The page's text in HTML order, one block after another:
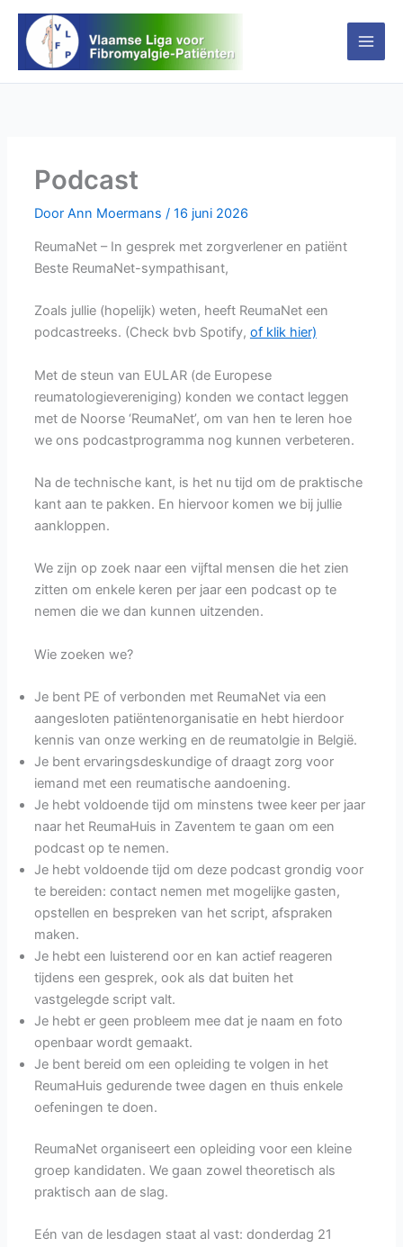
inhoud
Podcast
Door Ann Moermans / 16 juni 2026
ReumaNet – In gesprek met zorgverlener en patiënt
Beste ReumaNet-sympathisant,
Zoals jullie (hopelijk) weten, heeft ReumaNet een
podcastreeks. (Check bvb Spotify, of klik hier)
Met de steun van EULAR (de Europese
reumatologievereniging) konden we contact leggen
met de Noorse ‘ReumaNet’, om van hen te leren hoe
we ons podcastprogramma nog kunnen verbeteren.
Na de technische kant, is het nu tijd om de praktische
kant aan te pakken. En hiervoor komen we bij jullie
aankloppen.
We zijn op zoek naar een vijftal mensen die het zien
zitten om enkele keren per jaar een podcast op te
nemen die we dan kunnen uitzenden.
Wie zoeken we?
Je bent PE of verbonden met ReumaNet via een
aangesloten patiëntenorganisatie en hebt hierdoor
kennis van onze werking en de reumatolgie in België.
Je bent ervaringsdeskundige of draagt zorg voor
iemand met een reumatische aandoening.
Je hebt voldoende tijd om minstens twee keer per jaar
naar het ReumaHuis in Zaventem te gaan om een
podcast op te nemen.
Je hebt voldoende tijd om deze podcast grondig voor
te bereiden: contact nemen met mogelijke gasten,
opstellen en bespreken van het script, afspraken
maken.
Je hebt een luisterend oor en kan actief reageren
tijdens een gesprek, ook als dat buiten het
vastgelegde script valt.
Je hebt er geen probleem mee dat je naam en foto
openbaar wordt gemaakt.
Je bent bereid om een opleiding te volgen in het
ReumaHuis gedurende twee dagen en thuis enkele
oefeningen te doen.
ReumaNet organiseert een opleiding voor een kleine
groep kandidaten. We gaan zowel theoretisch als
praktisch aan de slag.
Eén van de lesdagen staat al vast: donderdag 21